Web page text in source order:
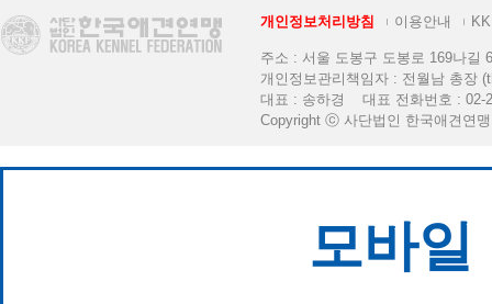
개인정보처리방침 이용안내
주소 : 서울 도봉구 도봉로 169나길
개인정보관리책임자 : 전월남 총장
대표 : 송하경 대표 전화번호 :
Copyright ⓒ 사단법인 한국애견연
모바일